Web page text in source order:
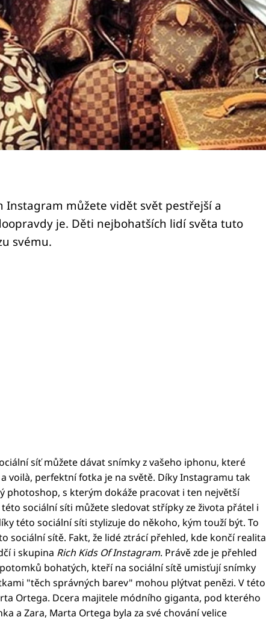
Instagram můžete vidět svět pestřejší a
je. Děti nejbohatších lidí světa tuto
svému.
síť můžete dávat snímky z vašeho iphonu, které
voilà, perfektní fotka je na světě. Díky Instagramu tak
photoshop, s kterým dokáže pracovat i ten největší
sociální síti můžete sledovat střípky ze života přátel i
této sociální síti stylizuje do někoho, kým touží být. To
sociální sítě. Fakt, že lidé ztrácí přehled, kde končí realita
i skupina Rich Kids Of Instagram. Právě zde je přehled
bohatých, kteří na sociální sítě umisťují snímky
"těch správných barev" mohou plýtvat penězi. V této
Ortega. Dcera majitele módního giganta, pod kterého
a Zara, Marta Ortega byla za své chování velice